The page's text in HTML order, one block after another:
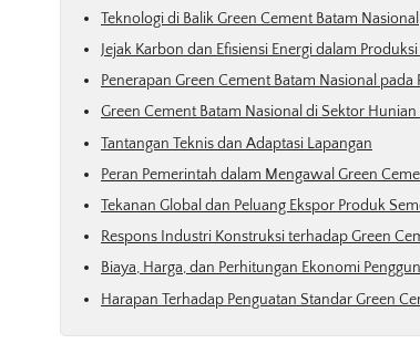
Teknologi di Balik Green Cement Batam Nasional
Jejak Karbon dan Efisiensi Energi dalam
Penerapan Green Cement Batam Nasional
Green Cement Batam Nasional di Sektor
Tantangan Teknis dan Adaptasi Lapangan
Peran Pemerintah dalam Mengawal Green
Tekanan Global dan Peluang Ekspor Produk
Respons Industri Konstruksi terhadap Green
Biaya, Harga, dan Perhitungan Ekonomi
Harapan Terhadap Penguatan Standar Green